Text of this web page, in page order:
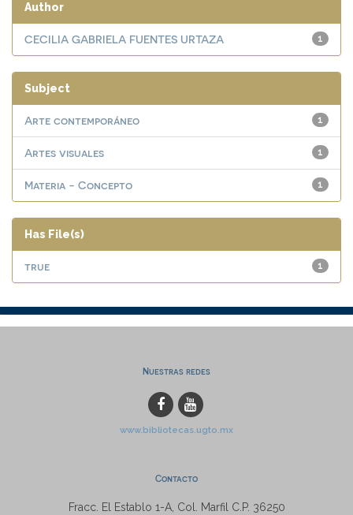
Author
1
CECILIA GABRIELA FUENTES URTAZA
Subject
1
Arte contemporáneo
1
Artes visuales
1
Materia - Concepto
Has File(s)
1
true
Nuestras redes
www.bibliotecas.ugto.mx
Contacto
Fracc. El Establo 1-A, Col. Marfil C.P. 36250